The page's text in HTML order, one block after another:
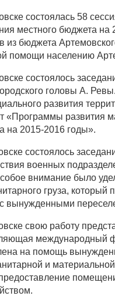
состоялась 58
местного бюджета на
из бюджета
помощи населению
состоялось
головы А.
развития
«Программы развития
на 2015-2016 годы».
состоялось
военных
внимание было
груза, который
вынужденными
свою работу
международный
на помощь
и